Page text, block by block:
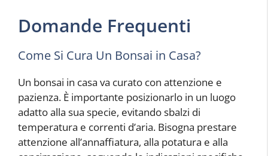
Domande Frequenti
Come Si Cura Un Bonsai in Casa?
Un bonsai in casa va curato con attenzione e
pazienza. È importante posizionarlo in un luogo
adatto alla sua specie, evitando sbalzi di
temperatura e correnti d’aria. Bisogna prestare
attenzione all’annaffiatura, alla potatura e alla